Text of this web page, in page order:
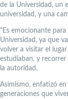
de la Universidad, un
universidad, y una
“Es emocionante
Universidad, ya que
volver a visitar el
estudiaban, y recorrer
la autoridad.
Asimismo, enfatizó
generaciones que